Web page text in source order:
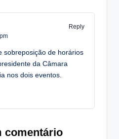
Reply
sobreposição de horários
da Câmara
nos dois eventos.
comentário